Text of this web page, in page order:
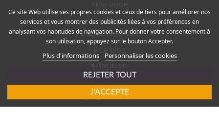
# FAQ
# Modes de paiement
Rejoignez-nous !
Ce site Web utilise ses propres cookies et ceux de tiers pour améliorer nos
services et vous montrer des publicités liées à vos préférences en
analysant vos habitudes de navigation. Pour donner votre consentement à
son utilisation, appuyez sur le bouton Accepter.
Plus d'informations Personnaliser les cookies
REJETER TOUT
J'ACCEPTE